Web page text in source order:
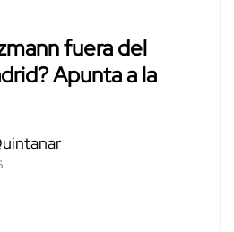
fuera del
Apunta a la